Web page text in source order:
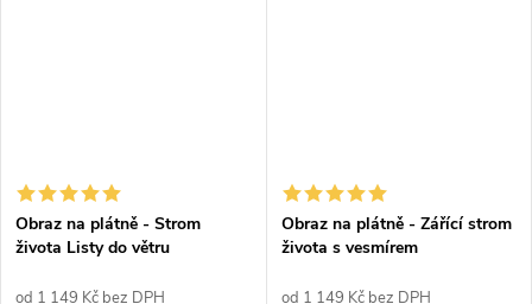
Obraz na plátně - Strom
života Listy do větru
od 1 149 Kč bez DPH
Obraz na plátně - Zářící strom
života s vesmírem
od 1 149 Kč bez DPH